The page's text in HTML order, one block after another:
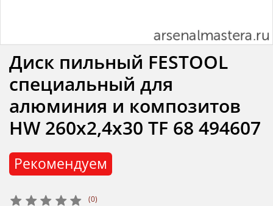
(0)
Рекомендуем
Диск пильный FESTOOL
специальный для
алюминия и композитов
HW 260x2,4x30 TF 68 494607